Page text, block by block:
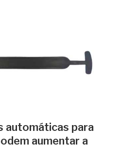
automáticas para
aumentar a